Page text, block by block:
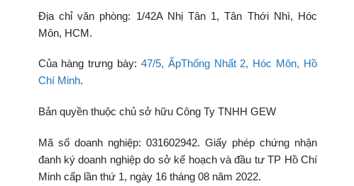
Địa chỉ văn phòng: 1/42A Nhị Tân 1, Tân Thới Nhì, Hóc
Môn, HCM.
Của hàng trưng bày: 47/5, ẤpThống Nhất 2, Hóc Môn, Hồ
Chí Minh.
Bản quyền thuộc chủ sở hữu Công Ty TNHH GEW
Mã số doanh nghiệp: 031602942. Giấy phép chứng nhận
đanh ký doanh nghiệp do sở kế hoạch và đầu tư TP Hồ Chí
Minh cấp lần thứ 1, ngày 16 tháng 08 năm 2022.